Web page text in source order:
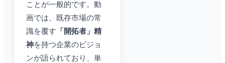
ことが一般的です。動
画では、既存市場の常
識を覆す 「開拓者」精
神を持つ企業のビジョ
ンが語られており、単